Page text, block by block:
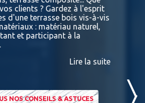
clients ? Gardez à l'esprit
d'une terrasse bois vis-à-vis
: matériau naturel,
et participant à la
Lire la suite
NOS CONSEILS & ASTUCES